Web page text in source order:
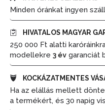
Minden óránkat ingyen
HIVATALOS MAGYAR
250 000 Ft alatti
modellekre 3 év garanciát
KOCKÁZATMENTES
Ha az elállás mellett
a termékért, és 30 napig